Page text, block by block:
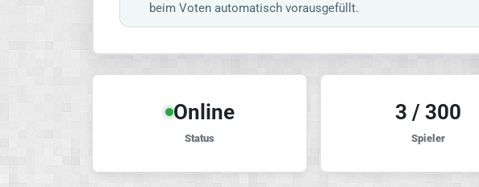
beim Voten automatisch vorausgefüllt.
Online
Status
3 / 300
Spieler